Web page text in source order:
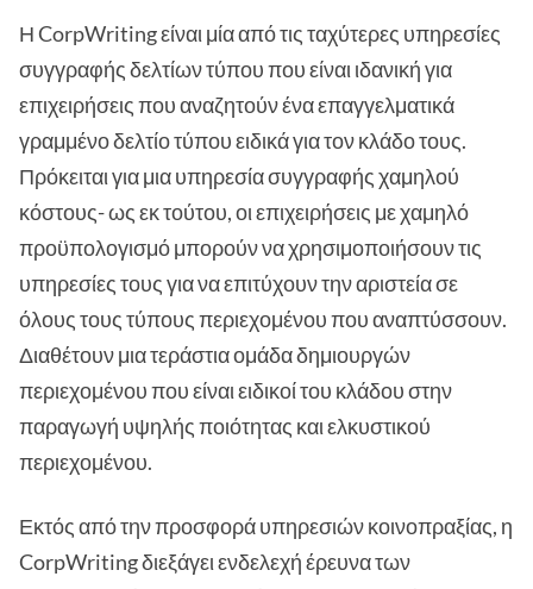
Η CorpWriting είναι μία από τις ταχύτερες υπηρεσίες
συγγραφής δελτίων τύπου που είναι ιδανική για
επιχειρήσεις που αναζητούν ένα επαγγελματικά
γραμμένο δελτίο τύπου ειδικά για τον κλάδο τους.
Πρόκειται για μια υπηρεσία συγγραφής χαμηλού
κόστους- ως εκ τούτου, οι επιχειρήσεις με χαμηλό
προϋπολογισμό μπορούν να χρησιμοποιήσουν τις
υπηρεσίες τους για να επιτύχουν την αριστεία σε
όλους τους τύπους περιεχομένου που αναπτύσσουν.
Διαθέτουν μια τεράστια ομάδα δημιουργών
περιεχομένου που είναι ειδικοί του κλάδου στην
παραγωγή υψηλής ποιότητας και ελκυστικού
περιεχομένου.
Εκτός από την προσφορά υπηρεσιών κοινοπραξίας, η
CorpWriting διεξάγει ενδελεχή έρευνα των